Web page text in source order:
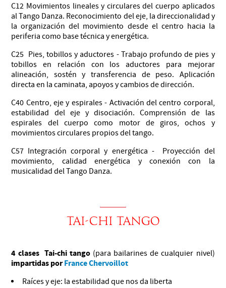
C12 Movimientos lineales y circulares del cuerpo aplicados
al Tango Danza. Reconocimiento del eje, la direccionalidad y
la organización del movimiento desde el centro hacia la
periferia como base técnica y energética.
C25 Pies, tobillos y aductores - Trabajo profundo de pies y
tobillos en relación con los aductores para mejorar
alineación, sostén y transferencia de peso. Aplicación
directa en la caminata, apoyos y cambios de dirección.
C40 Centro, eje y espirales - Activación del centro corporal,
estabilidad del eje y disociación. Comprensión de las
espirales del cuerpo como motor de giros, ochos y
movimientos circulares propios del tango.
C57 Integración corporal y energética - Proyección del
movimiento, calidad energética y conexión con la
musicalidad del Tango Danza.
TAI-CHI TANGO
4 clases Tai-chi tango (para bailarines de cualquier nivel)
impartidas porFrance Chervoillot
Raíces y eje: la estabilidad que nos da liberta